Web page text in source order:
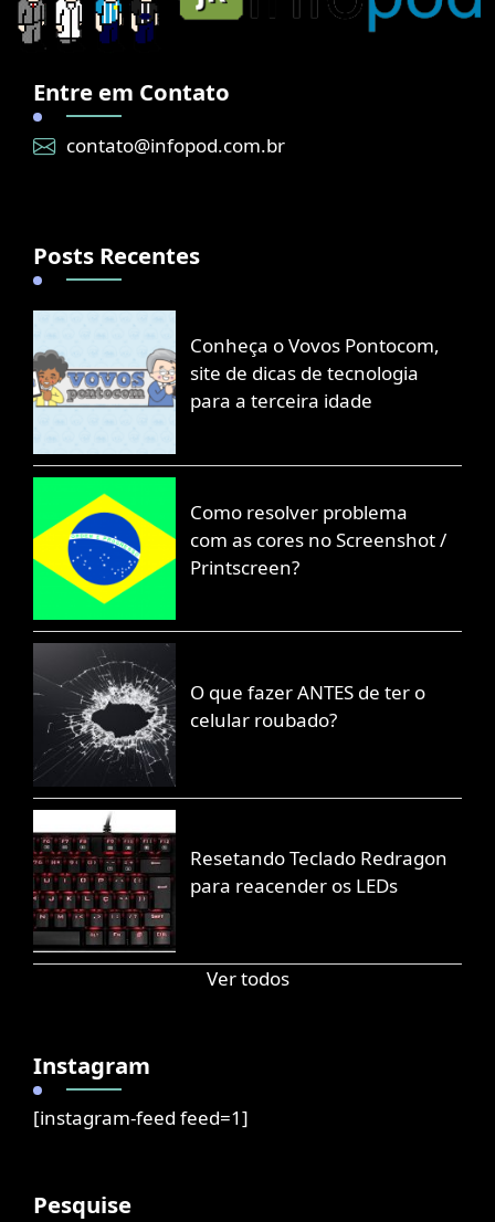
Entre em Contato
contato@infopod.com.br
Posts Recentes
Conheça o Vovos Pontocom,
site de dicas de tecnologia
para a terceira idade
Como resolver problema
com as cores no Screenshot /
Printscreen?
O que fazer ANTES de ter o
celular roubado?
Resetando Teclado Redragon
para reacender os LEDs
Ver todos
Instagram
[instagram-feed feed=1]
Pesquise